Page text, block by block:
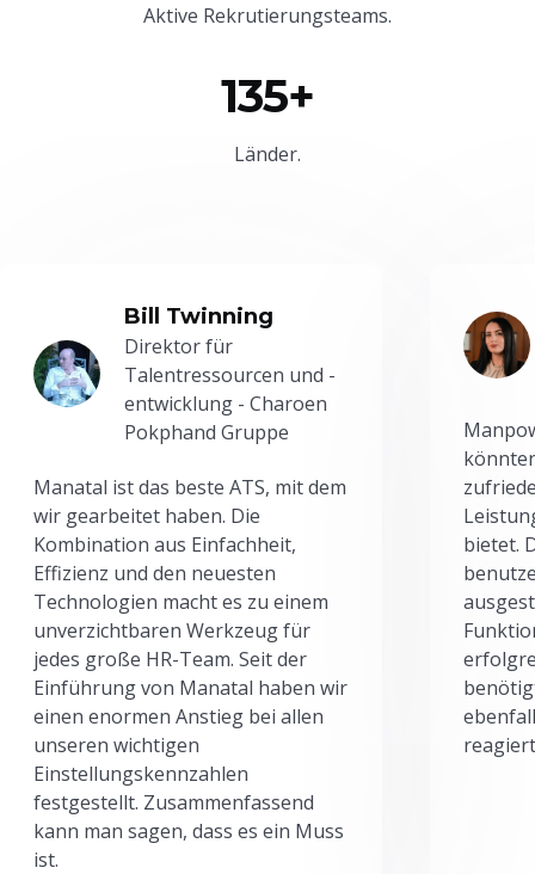
Aktive Rekrutierungsteams.
135+
Länder.
Bill Twinning
Direktor für
Talentressourcen und -
entwicklung - Charoen
Pokphand Gruppe
Manatal ist das beste ATS, mit dem
wir gearbeitet haben. Die
Kombination aus Einfachheit,
Effizienz und den neuesten
Technologien macht es zu einem
unverzichtbaren Werkzeug für
jedes große HR-Team. Seit der
Einführung von Manatal haben wir
einen enormen Anstieg bei allen
unseren wichtigen
Einstellungskennzahlen
festgestellt. Zusammenfassend
kann man sagen, dass es ein Muss
ist.
bietet.